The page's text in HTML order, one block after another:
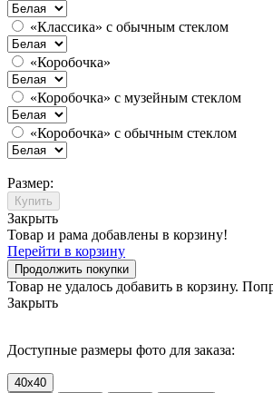
«Классика» с обычным стеклом
«Коробочка»
«Коробочка» с музейным стеклом
«Коробочка» с обычным стеклом
Размер:
Купить
Закрыть
Товар и рама добавлены в корзину!
Перейти в корзину
Продолжить покупки
Товар не удалось добавить в корзину.
Закрыть
Доступные размеры фото для заказа:
40x40